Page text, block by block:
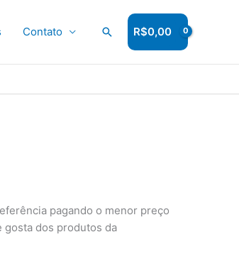
Contato Pesquisar
R$0,00
pagando o menor preço
gosta dos produtos da